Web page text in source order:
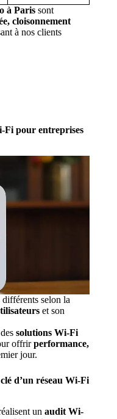
à Paris sont
cloisonnement
à nos clients
Fi pour entreprises
différents selon la
et son
solutions Wi-Fi
offrirperformance,
jour.
d’un réseau Wi-Fi
un audit Wi-